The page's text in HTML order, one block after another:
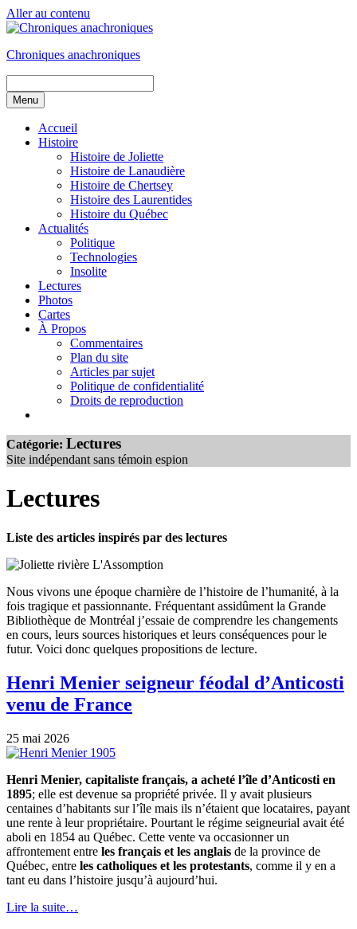
Aller au contenu
Chroniques anachroniques
Menu
Accueil
Histoire
Histoire de Joliette
Histoire de Lanaudière
Histoire de Chertsey
Histoire des Laurentides
Histoire du Québec
Actualités
Politique
Technologies
Insolite
Lectures
Photos
Cartes
À Propos
Commentaires
Plan du site
Articles par sujet
Politique de confidentialité
Droits de reproduction
Catégorie: Lectures
Site indépendant sans témoin espion
Lectures
Liste des articles inspirés par des lectures
Nous vivons une époque charnière de l’histoire de l’humanité, à la
fois tragique et passionnante. Fréquentant assidûment la Grande
Bibliothèque de Montréal j’essaie de comprendre les changements
en cours, leurs sources historiques et leurs conséquences pour le
futur. Voici donc quelques propositions de lecture.
Henri Menier seigneur féodal d’Anticosti
venu de France
25 mai 2026
Henri Menier, capitaliste français, a acheté l’île d’Anticosti en
1895; elle est devenue sa propriété privée. Il y avait plusieurs
centaines d’habitants sur l’île mais ils n’étaient que locataires, payant
une rente à leur propriétaire. Pourtant le régime seigneurial avait été
aboli en 1854 au Québec. Cette vente va occasionner un
affrontement entre les français et les anglais de la province de
Québec, entre les catholiques et les protestants, comme il y en a
tant eu dans l’histoire jusqu’à aujourd’hui.
Lire la suite…